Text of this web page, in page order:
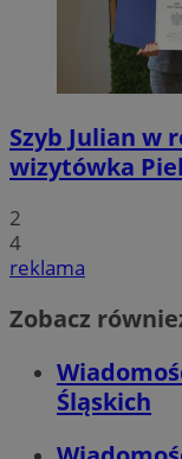
Szyb Julian w
wizytówka
2
4
reklama
Zobacz
Śląskich